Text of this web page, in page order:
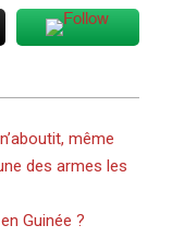
même
des armes les
Guinée ?